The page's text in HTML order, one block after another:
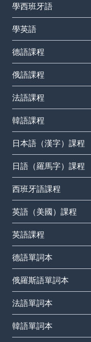
學西班牙語
學英語
德語課程
俄語課程
法語課程
韓語課程
日本語（漢字）課程
日語（羅馬字）課程
西班牙語課程
英語（美國）課程
英語課程
德語單詞本
俄羅斯語單詞本
法語單詞本
韓語單詞本